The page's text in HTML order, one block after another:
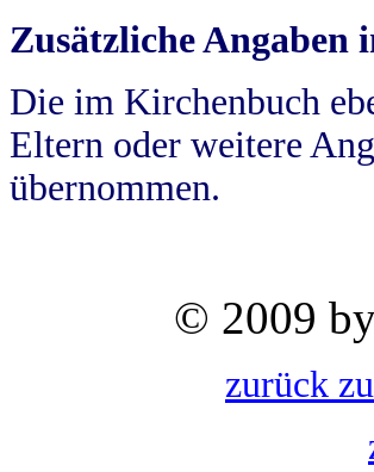
Zusätzliche Angaben
Die im Kirchenbuch
Eltern oder weitere
übernommen.
© 2009
zurück